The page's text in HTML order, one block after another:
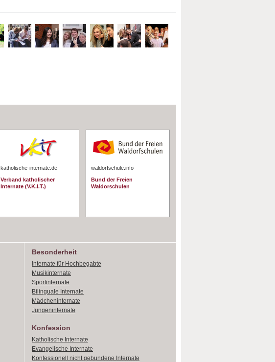
katholische-internate.de
Verband katholischer
Internate (V.K.I.T.)
waldorfschule.info
Bund der Freien
Waldorschulen
Besonderheit
Internate für Hochbegabte
Musikinternate
Sportinternate
Bilinguale Internate
Mädcheninternate
Jungeninternate
Konfession
Katholische Internate
Evangelische Internate
Konfessionell nicht gebundene Internate